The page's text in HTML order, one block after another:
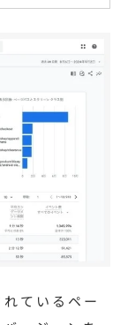
ているペー